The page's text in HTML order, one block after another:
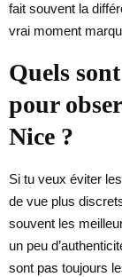
fait souvent la
vrai moment
Quels
pour
Nice ?
Si tu veux éviter
de vue plus
souvent les
un peu
sont pas toujours